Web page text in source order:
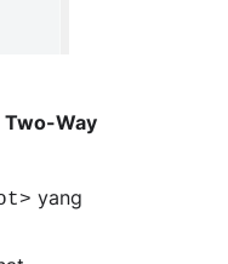
Two-Way
yang